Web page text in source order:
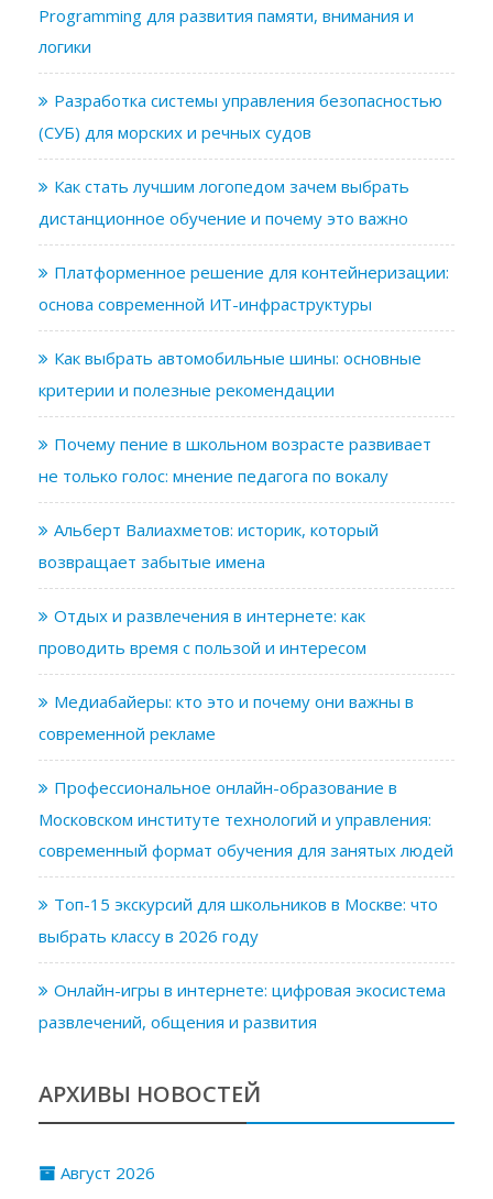
Programming для развития памяти, внимания и
логики
Разработка системы управления безопасностью
(СУБ) для морских и речных судов
Как стать лучшим логопедом зачем выбрать
дистанционное обучение и почему это важно
Платформенное решение для контейнеризации:
основа современной ИТ-инфраструктуры
Как выбрать автомобильные шины: основные
критерии и полезные рекомендации
Почему пение в школьном возрасте развивает
не только голос: мнение педагога по вокалу
Альберт Валиахметов: историк, который
возвращает забытые имена
Отдых и развлечения в интернете: как
проводить время с пользой и интересом
Медиабайеры: кто это и почему они важны в
современной рекламе
Профессиональное онлайн-образование в
Московском институте технологий и управления:
современный формат обучения для занятых людей
Топ-15 экскурсий для школьников в Москве: что
выбрать классу в 2026 году
Онлайн-игры в интернете: цифровая экосистема
развлечений, общения и развития
АРХИВЫ НОВОСТЕЙ
Август 2026